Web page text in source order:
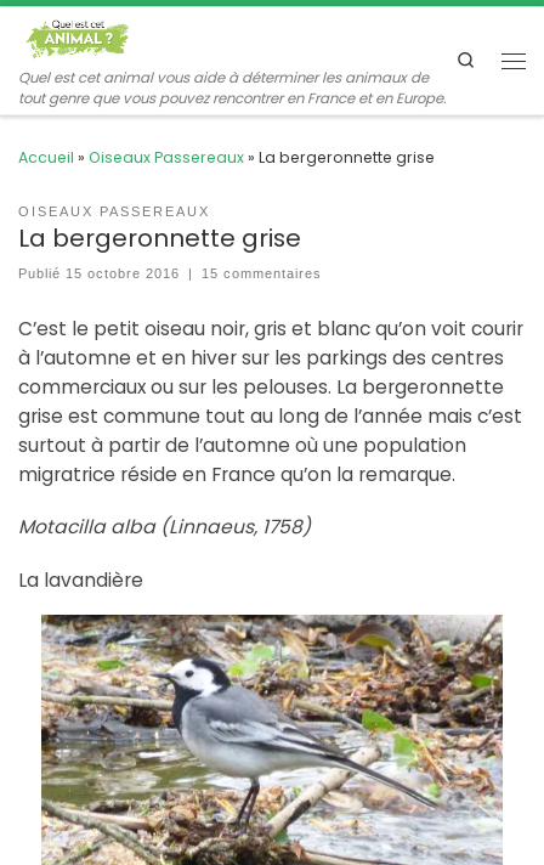
Passer au contenu
Quel est cet animal vous aide à déterminer les animaux de
tout genre que vous pouvez rencontrer en France et en Europe.
Search
Accueil » Oiseaux Passereaux» La bergeronnette grise
OISEAUX PASSEREAUX
La bergeronnette grise
Publié 15 octobre 2016 | 15 commentaires
C’est le petit oiseau noir, gris et blanc qu’on voit courir
à l’automne et en hiver sur les parkings des centres
commerciaux ou sur les pelouses. La bergeronnette
grise est commune tout au long de l’année mais c’est
surtout à partir de l’automne où une population
migratrice réside en France qu’on la remarque.
Motacilla alba (Linnaeus, 1758)
La lavandière